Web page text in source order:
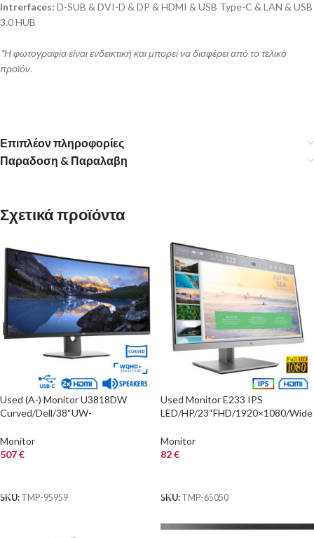
Intrerfaces: D-SUB & DVI-D & DP & HDMI & USB Type-C & LAN & USB
3.0 HUB
*Η φωτογραφία είναι ενδεικτική και μπορεί να διαφέρει από το τελικό
προϊόν.
Επιπλέον πληροφορίες
Παραδοση & Παραλαβη
Σχετικά προϊόντα
Used (A-) Monitor U3818DW
Curved/Dell/38“UW-
s/Grade A-/DP & 2xHDMI & U
Monitor
507€
SKU: TMP-95959
Used Monitor E233 IPS
LED/HP/23“FHD/1920×1080/Wide
Monitor
82€
SKU: TMP-65050